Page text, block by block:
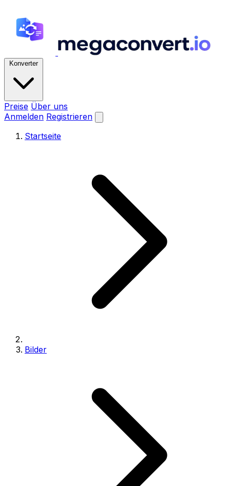
Konverter
Preise Über uns
Anmelden Registrieren
Startseite
Bilder